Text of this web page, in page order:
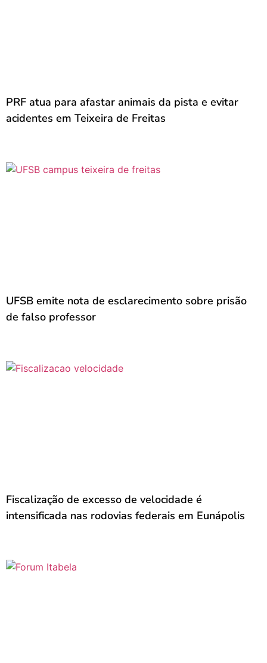
PRF atua para afastar animais da pista e evitar
acidentes em Teixeira de Freitas
UFSB emite nota de esclarecimento sobre prisão
de falso professor
Fiscalização de excesso de velocidade é
intensificada nas rodovias federais em Eunápolis